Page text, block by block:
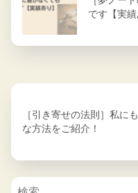
です【実績
［引き寄せの法則］私に
な方法をご紹介！